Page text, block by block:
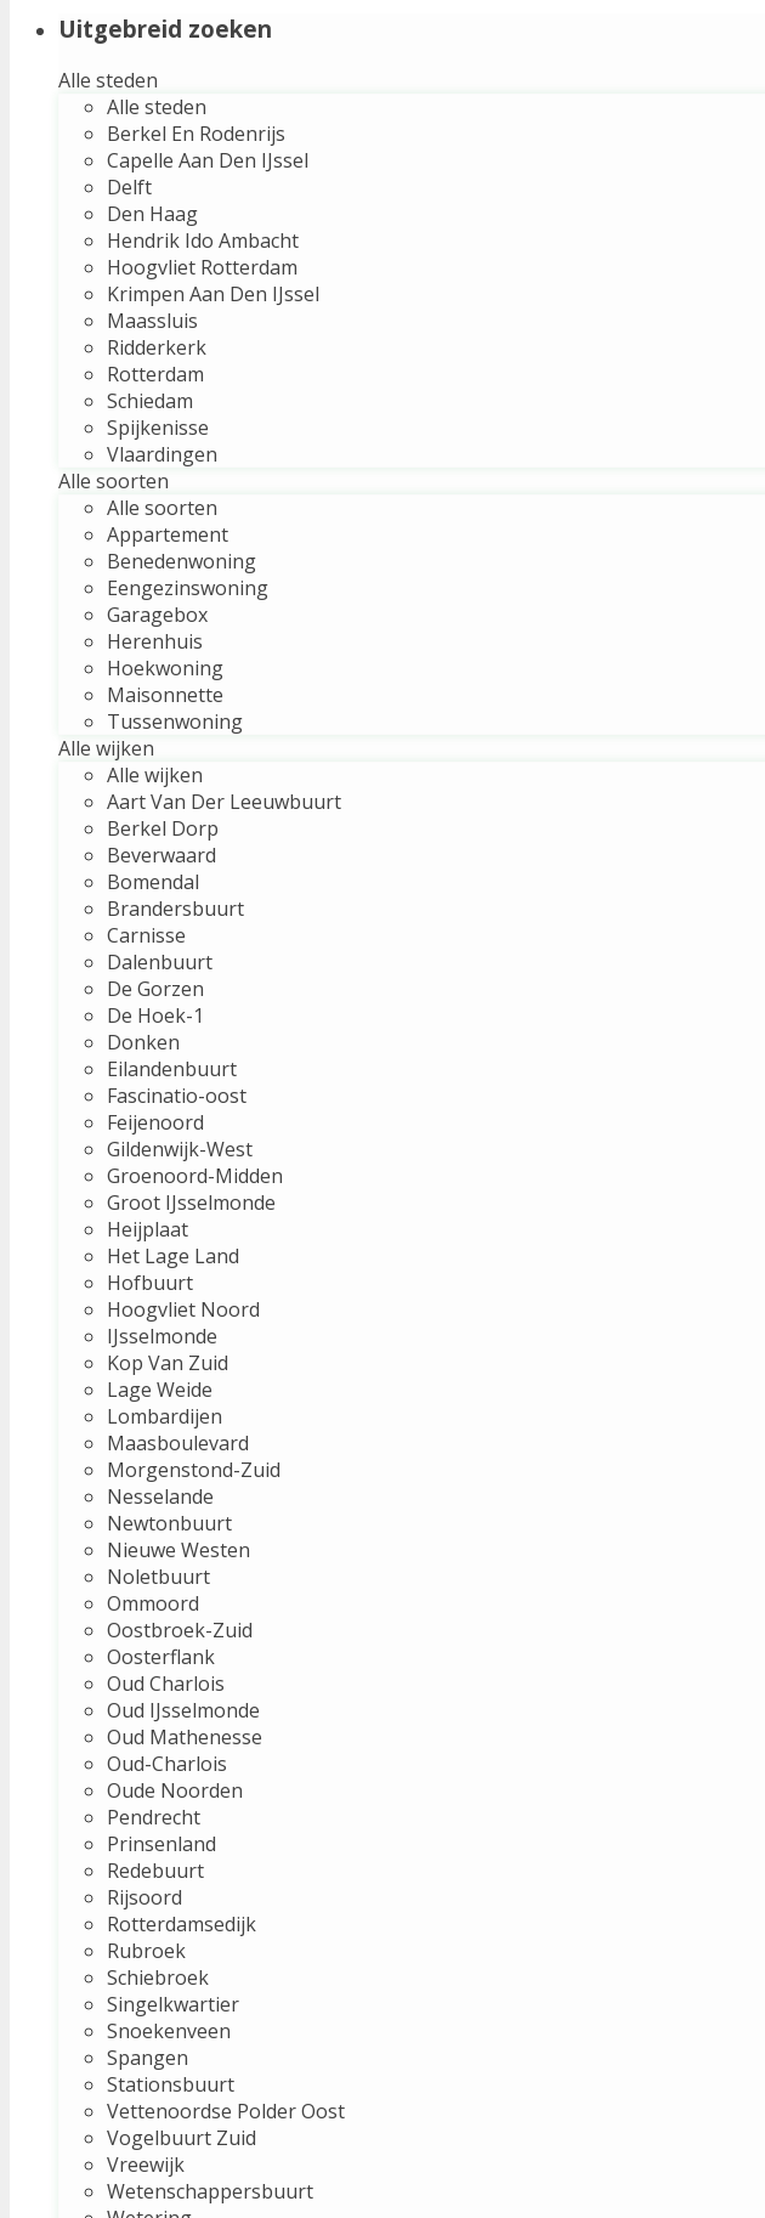
Uitgebreid zoeken
Alle steden
Alle steden
Berkel En Rodenrijs
Capelle Aan Den IJssel
Delft
Den Haag
Hendrik Ido Ambacht
Hoogvliet Rotterdam
Krimpen Aan Den IJssel
Maassluis
Ridderkerk
Rotterdam
Schiedam
Spijkenisse
Vlaardingen
Alle soorten
Alle soorten
Appartement
Benedenwoning
Eengezinswoning
Garagebox
Herenhuis
Hoekwoning
Maisonnette
Tussenwoning
Alle wijken
Alle wijken
Aart Van Der Leeuwbuurt
Berkel Dorp
Beverwaard
Bomendal
Brandersbuurt
Carnisse
Dalenbuurt
De Gorzen
De Hoek-1
Donken
Eilandenbuurt
Fascinatio-oost
Feijenoord
Gildenwijk-West
Groenoord-Midden
Groot IJsselmonde
Heijplaat
Het Lage Land
Hofbuurt
Hoogvliet Noord
IJsselmonde
Kop Van Zuid
Lage Weide
Lombardijen
Maasboulevard
Morgenstond-Zuid
Nesselande
Newtonbuurt
Nieuwe Westen
Noletbuurt
Ommoord
Oostbroek-Zuid
Oosterflank
Oud Charlois
Oud IJsselmonde
Oud Mathenesse
Oud-Charlois
Oude Noorden
Pendrecht
Prinsenland
Redebuurt
Rijsoord
Rotterdamsedijk
Rubroek
Schiebroek
Singelkwartier
Snoekenveen
Spangen
Stationsbuurt
Vettenoordse Polder Oost
Vogelbuurt Zuid
Vreewijk
Wetenschappersbuurt